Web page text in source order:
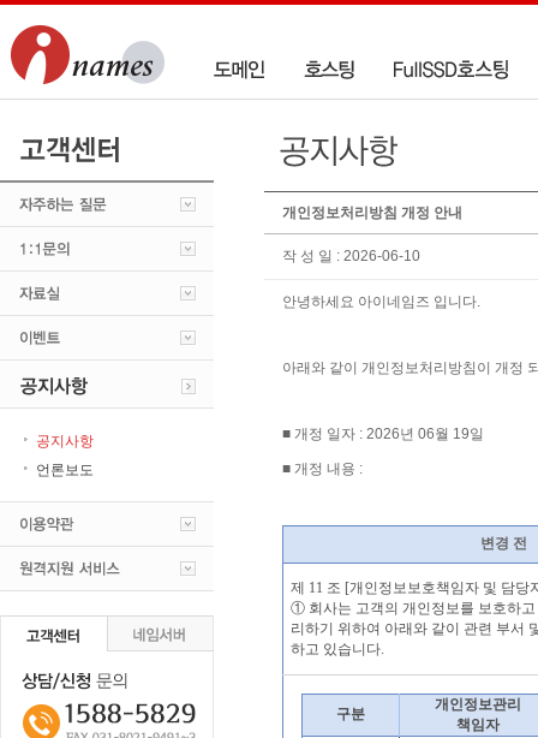
공지사항
언론보도
개인정보처리방침 개정 안내
작 성 일 : 2026-06-10
안녕하세요 아이네임즈 입니다.
아래와 같이 개인정보처리방침이 개정
■ 개정 일자 : 2026년 06월 19일
■ 개정 내용 :​​
변경 전
제 11 조 [개인정보보호책임자 및 담당
① 회사는 고객의 개인정보를 보호하
리하기 위하여 아래와 같이 관련 부서
하고 있습니다.
구분
개인정보관리
책임자